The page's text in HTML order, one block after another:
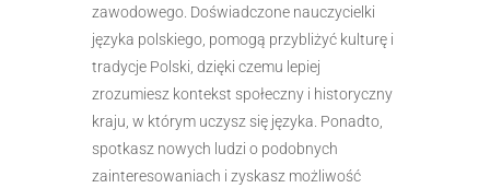
zawodowego. Doświadczone nauczycielki
języka polskiego, pomogą przybliżyć kulturę i
tradycje Polski, dzięki czemu lepiej
zrozumiesz kontekst społeczny i historyczny
kraju, w którym uczysz się języka. Ponadto,
spotkasz nowych ludzi o podobnych
zainteresowaniach i zyskasz możliwość